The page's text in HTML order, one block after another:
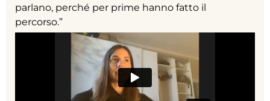
parlano, perché per prime hanno fatto il
percorso.”